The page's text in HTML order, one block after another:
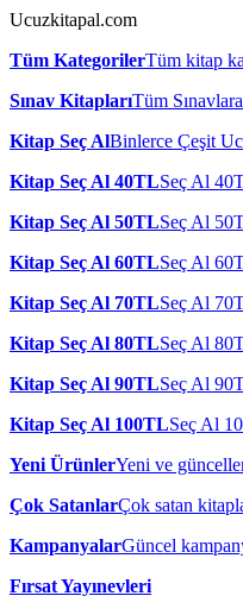
Ucuzkitapal.com
Tüm KategorilerTüm kitap
Sınav KitaplarıTüm
Kitap Seç AlBinlerce Çeşit
Kitap Seç Al 40TLSeç Al
Kitap Seç Al 50TLSeç Al
Kitap Seç Al 60TLSeç Al
Kitap Seç Al 70TLSeç Al
Kitap Seç Al 80TLSeç Al
Kitap Seç Al 90TLSeç Al
Kitap Seç Al 100TLSeç Al
Yeni ÜrünlerYeni ve
Çok SatanlarÇok satan
KampanyalarGüncel
Fırsat Yayınevleri